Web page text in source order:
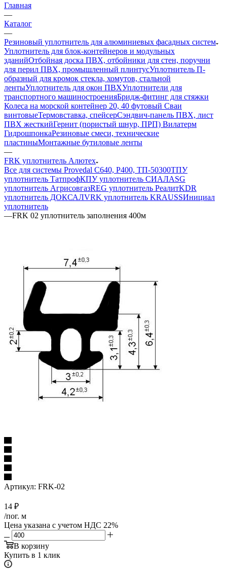
Главная
—
Каталог
—
Резиновый уплотнитель для алюминиевых фасадных систем
Уплотнитель для блок-контейнеров и модульных
зданийОтбойная доска ПВХ, отбойники для стен, поручни
для перил ПВХ, промышленный плинтусУплотнитель П-
образный для кромок стекла, хомутов, стальной
лентыУплотнитель для окон ПВХУплотнители для
транспортного машиностроенияБридж-фитинг для стяжки
Колеса на морской контейнер 20, 40 футовый Сваи
винтовыеТермовставка, спейсерСэндвич-панель ПВХ, лист
ПВХ жесткийГернит (пористый шнур, ПРП) Вилатерм
ГидрошпонкаРезиновые смеси, технические
пластиныМонтажные бутиловые ленты
—
FRK уплотнитель Алютех
Все для системы Provedal С640, Р400, ТП-50300ТПУ
уплотнитель ТатпрофКПУ уплотнитель СИАЛASG
уплотнитель АгрисовгазREG уплотнитель РеалитKDR
уплотнитель ДОКСАЛVRK уплотнитель KRAUSSИнициал
уплотнитель
—FRK 02 уплотнитель заполнения 400м
Артикул: FRK-02
14 ₽
/пог. м
Цена указана с учетом НДС 22%
В корзину
Купить в 1 клик